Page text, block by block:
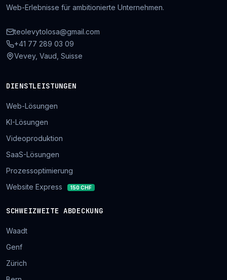
Web-Erlebnisse für ambitionierte Unternehmen.
teolevytolosa@gmail.com
+41 77 289 03 09
Vevey, Vaud, Suisse
DIENSTLEISTUNGEN
Web-Lösungen
KI-Lösungen
Videoproduktion
SaaS-Lösungen
Prozessoptimierung
Website Express
150 CHF
SCHWEIZWEITE ABDECKUNG
Waadt
Genf
Zürich